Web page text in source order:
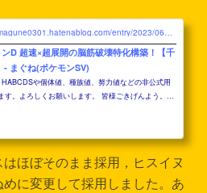
https://magune0301.hatenablog.com/entry/2023/06/18/090000
D 超速×超展開の脳筋破壊特化構築！【千
- まぐね(ポケモンSV)
や個体値、種族値、努力値などの非公式用
す。よろしくお願いします。 皆様ごきげんよう。サ
ません。ここからは真面目に書きますので、弟の命
①大会詳細について ②コンセプト ③構築経緯 ④個体
んげき) ・れいじゅうランドロス ・レジエレキ ・
ヌメルゴン ・ラウドボーン ⑤選出...
ほぼそのまま採用，ヒスイヌ
に変更して採用しました。あ